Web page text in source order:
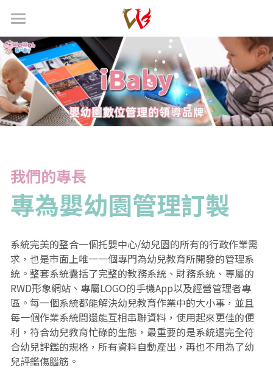
幼兒園／托嬰管理系統
托嬰中心管理平台
主管專屬APP功能
老師專屬APP功能
專屬形象網站
托嬰評鑑管理系統
學生接送自動廣播系統
Mcall手機APP接送廣播系統
幼兒園管理平台
主管專屬APP功能
家長專屬APP功能
專屬形象網站
學生接送自動廣播系統
Mcall手機APP接送廣播系統
價格方案
影片專區
最新消息
硬體設備
我們的專長
專為嬰幼園管理訂製
系統完美的整合一個托嬰中心/幼兒園的所有的行政作業需
求，也是市面上唯一一個專門為幼兒教育所開發的管理系
統。整套系統囊括了完整的教務系統、財務系統、專屬的
RWD形象網站、專屬LOGO的手機App以及經營管理者專
區。每一個系統都能解決幼兒教育作業中的大小事，並且
每一個作業系統間還能互相串聯資料，使用起來更佳的便
利，符合幼兒教育忙碌的生態，最重要的是系統還完全符
合幼兒評鑑的規格，所有資料自動產出，再也不用為了幼
兒評鑑傷腦筋。